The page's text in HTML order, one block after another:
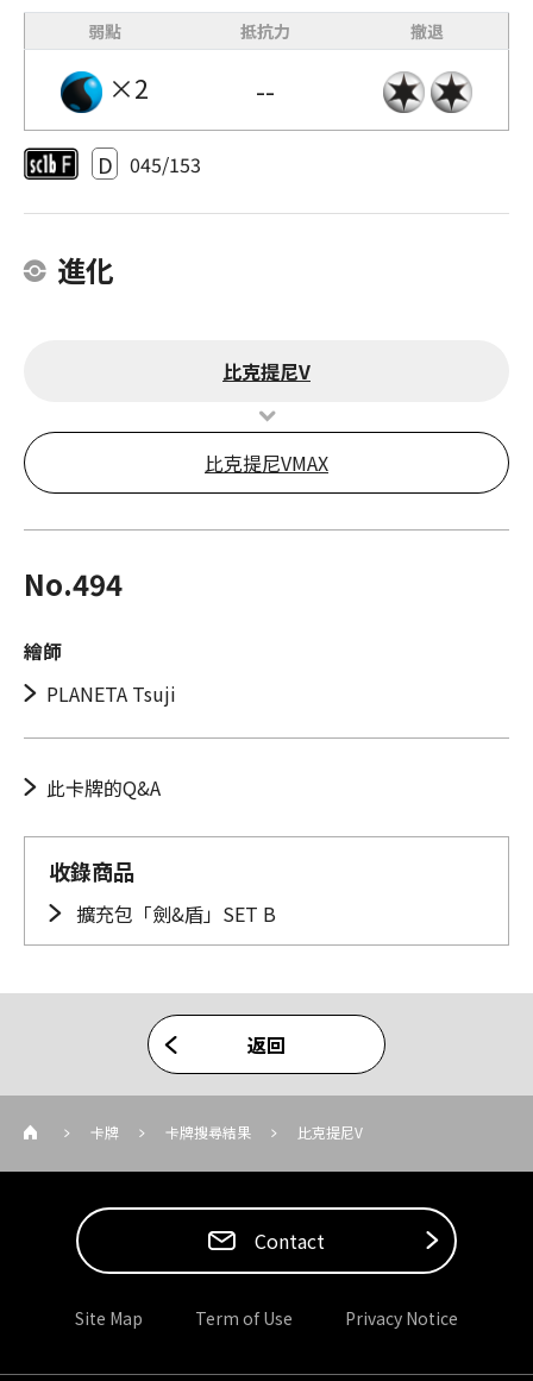
弱點 抵抗力 撤退
×2 --
D 045/153
進化
比克提尼V
比克提尼VMAX
No.494
繪師
PLANETA Tsuji
此卡牌的Q&A
收錄商品
擴充包「劍&盾」SET B
返回
卡牌 卡牌搜尋結果 比克提尼V
Contact
Site Map Term of Use Privacy Notice